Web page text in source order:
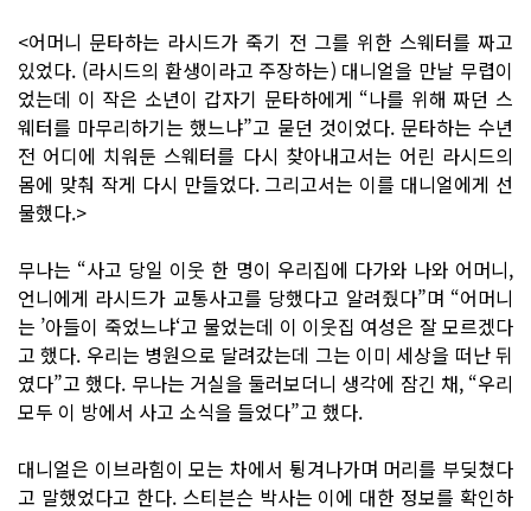
<어머니 문타하는 라시드가 죽기 전 그를 위한 스웨터를 짜고
있었다. (라시드의 환생이라고 주장하는) 대니얼을 만날 무렵이
었는데 이 작은 소년이 갑자기 문타하에게 “나를 위해 짜던 스
웨터를 마무리하기는 했느냐”고 묻던 것이었다. 문타하는 수년
전 어디에 치워둔 스웨터를 다시 찾아내고서는 어린 라시드의
몸에 맞춰 작게 다시 만들었다. 그리고서는 이를 대니얼에게 선
물했다.>
무나는 “사고 당일 이웃 한 명이 우리집에 다가와 나와 어머니,
언니에게 라시드가 교통사고를 당했다고 알려줬다”며 “어머니
는 ’아들이 죽었느냐‘고 물었는데 이 이웃집 여성은 잘 모르겠다
고 했다. 우리는 병원으로 달려갔는데 그는 이미 세상을 떠난 뒤
였다”고 했다. 무나는 거실을 둘러보더니 생각에 잠긴 채, “우리
모두 이 방에서 사고 소식을 들었다”고 했다.
대니얼은 이브라힘이 모는 차에서 튕겨나가며 머리를 부딪쳤다
고 말했었다고 한다. 스티븐슨 박사는 이에 대한 정보를 확인하